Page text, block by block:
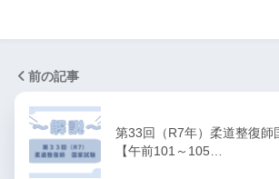
前の記事
第33回（R7年）柔道整復師
【午前101～105…